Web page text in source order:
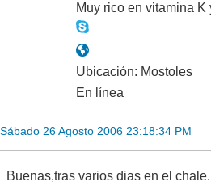
Muy rico en vitamina
Ubicación: Mostoles
En línea
Sábado 26 Agosto 2006 23:18:34 PM
Buenas,tras varios dias en el